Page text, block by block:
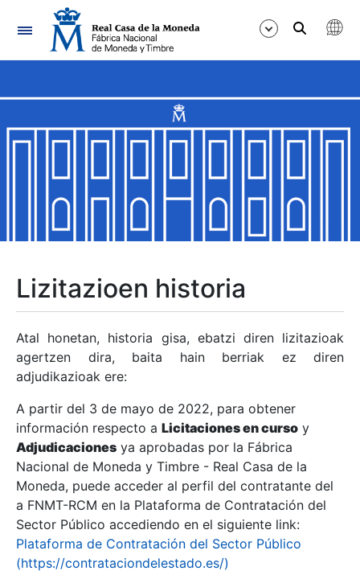
Nabigazioa
Erakutsi/Ezkutatu
Erakutsi/Ezkutatu
Erakutsi/Ezkutatu
Erakutsi/Ezkutatu
Erakutsi/Ezkutatu
Erakutsi/Ezkutatu
Erakutsi/Ezkutatu
Lizitazioen historia
Atal honetan, historia gisa, ebatzi diren lizitazioak
agertzen dira, baita hain berriak ez diren
adjudikazioak ere:
A partir del 3 de mayo de 2022, para obtener
información respecto a Licitaciones en curso y
Adjudicaciones ya aprobadas por la Fábrica
Nacional de Moneda y Timbre - Real Casa de la
Moneda, puede acceder al perfil del contratante del
a FNMT-RCM en la Plataforma de Contratación del
Sector Público accediendo en el siguiente link:
Plataforma de Contratación del Sector Público
(https://contrataciondelestado.es/)